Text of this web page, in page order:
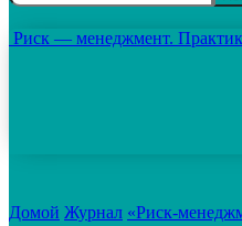
Риск — менеджмент.
Домой Журнал «Риск-